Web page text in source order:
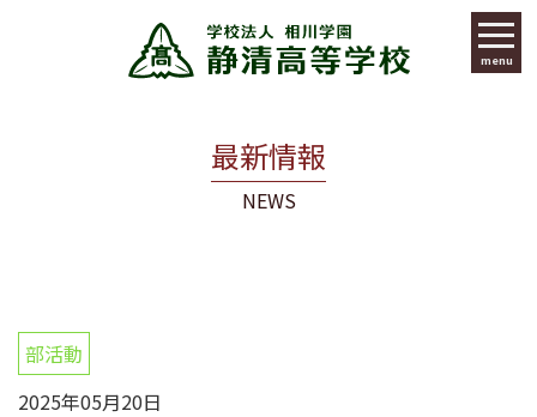
menu
最新情報
NEWS
部活動
2025年05月20日